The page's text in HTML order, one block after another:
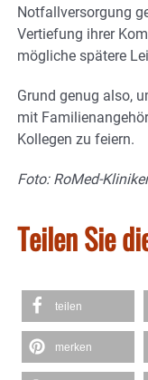
Notfallversorgung
Vertiefung ihrer
mögliche spätere
Grund genug also,
mit
Kollegen zu feiern.
Foto: RoMed-
Teilen Sie
teilen
merken